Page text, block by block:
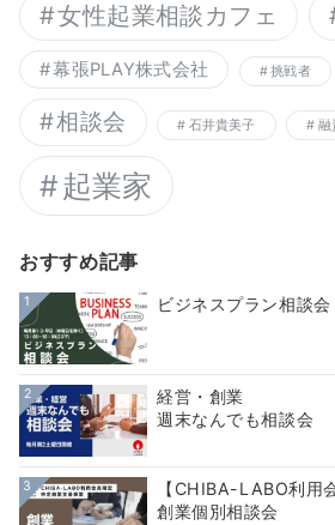
女性起業相談カフェ
幕張PLAY株式会社 挑戦者
相談会 石井貴美子 融
起業家
おすすめ記事
1 ビジネスプラン相談会
2
経営・創業
週末なんでも相談会
3
【CHIBA-LABO利用
創業個別相談会